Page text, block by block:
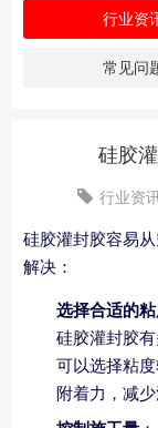
行业资
常见问
硅胶
行业资
硅胶灌封胶容易
解决：
选择合适的
硅胶灌封胶
可以选择粘
附着力，减少